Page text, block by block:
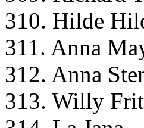
310. Hilde
311. Anna
312. Anna
313. Willy